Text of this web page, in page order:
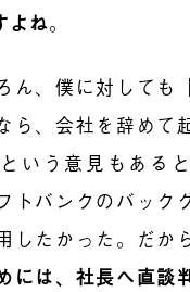
よね。
ん、僕に対しても
ら、会社を辞めて
いう意見もある
トバンクのバック
したかった。だか
には、社長へ直談